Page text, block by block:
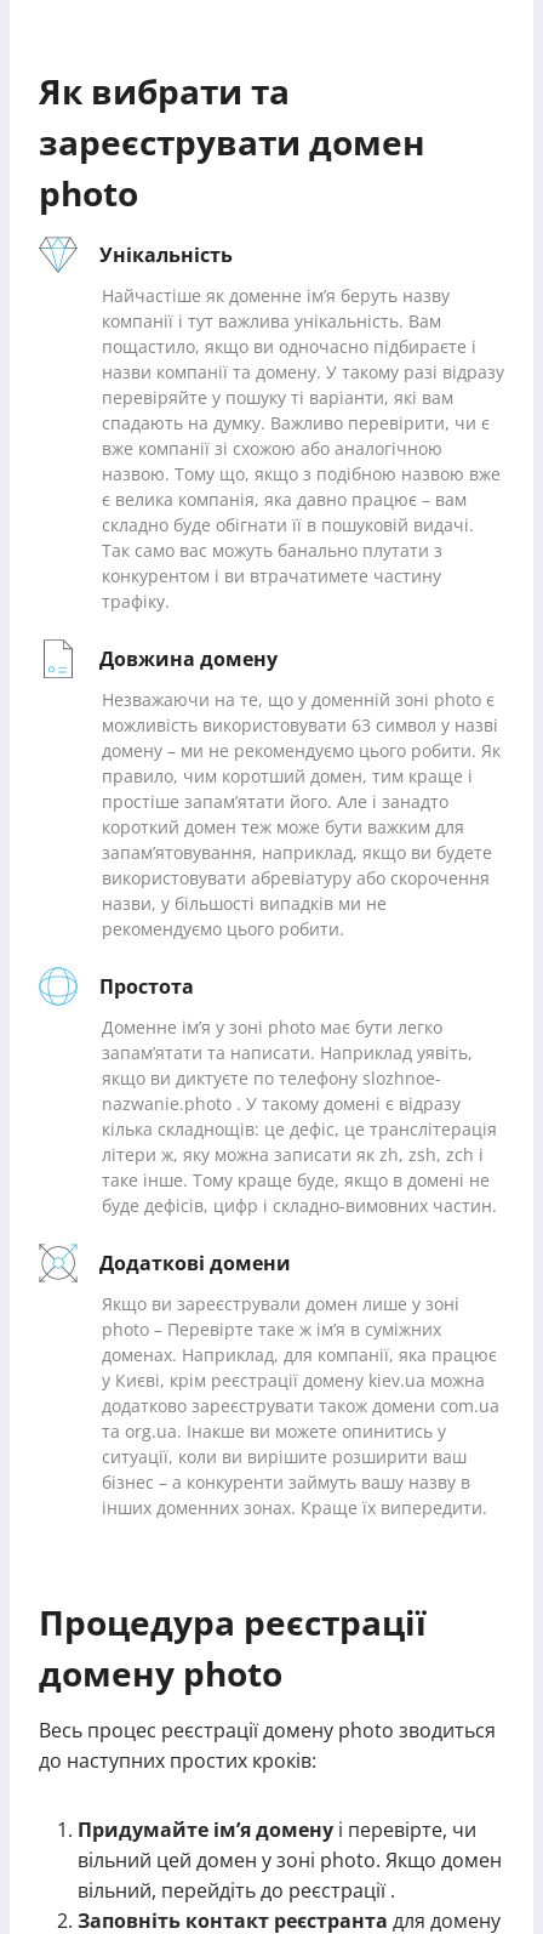
Як вибрати та
зареєструвати домен
photo
Унікальність
Найчастіше як доменне ім’я беруть назву
компанії і тут важлива унікальність. Вам
пощастило, якщо ви одночасно підбираєте і
назви компанії та домену. У такому разі відразу
перевіряйте у пошуку ті варіанти, які вам
спадають на думку. Важливо перевірити, чи є
вже компанії зі схожою або аналогічною
назвою. Тому що, якщо з подібною назвою вже
є велика компанія, яка давно працює – вам
складно буде обігнати її в пошуковій видачі.
Так само вас можуть банально плутати з
конкурентом і ви втрачатимете частину
трафіку.
Довжина домену
Незважаючи на те, що у доменній зоні photo є
можливість використовувати 63 символ у назві
домену – ми не рекомендуємо цього робити. Як
правило, чим коротший домен, тим краще і
простіше запам’ятати його. Але і занадто
короткий домен теж може бути важким для
запам’ятовування, наприклад, якщо ви будете
використовувати абревіатуру або скорочення
назви, у більшості випадків ми не
рекомендуємо цього робити.
Простота
Доменне ім’я у зоні photo має бути легко
запам’ятати та написати. Наприклад уявіть,
якщо ви диктуєте по телефону slozhnoe-
nazwanie.photo . У такому домені є відразу
кілька складнощів: це дефіс, це транслітерація
літери ж, яку можна записати як zh, zsh, zch і
таке інше. Тому краще буде, якщо в домені не
буде дефісів, цифр і складно-вимовних частин.
Додаткові домени
Якщо ви зареєстрували домен лише у зоні
photo – Перевірте таке ж ім’я в суміжних
доменах. Наприклад, для компанії, яка працює
у Києві, крім реєстрації домену kiev.ua можна
додатково зареєструвати також домени com.ua
та org.ua. Інакше ви можете опинитись у
ситуації, коли ви вирішите розширити ваш
бізнес – а конкуренти займуть вашу назву в
інших доменних зонах. Краще їх випередити.
Процедура реєстрації
домену photo
Весь процес реєстрації домену photo зводиться
до наступних простих кроків:
Придумайте ім’я домену і перевірте, чи
вільний цей домен у зоні photo. Якщо домен
вільний, перейдіть до реєстрації .
Заповніть контакт реєстранта для домену